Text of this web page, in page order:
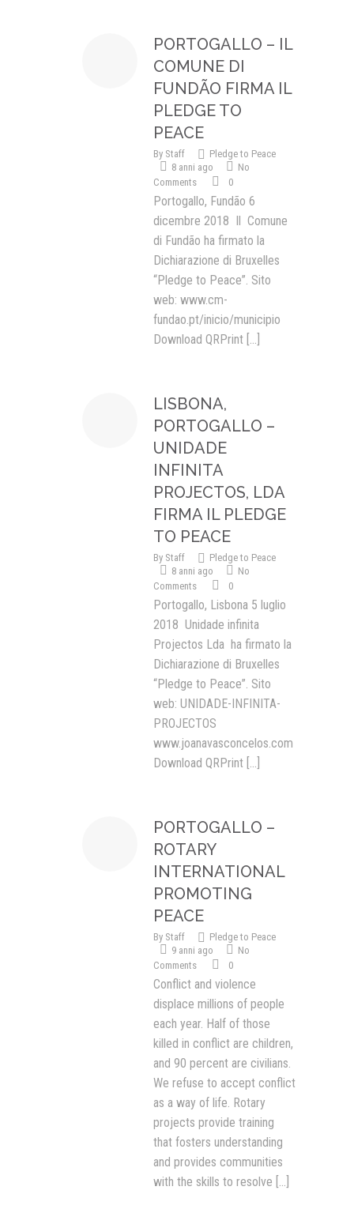
Giornata Internazionale ONU
IN CLASSE PER LA PACE
MEDICINA PER LA PACE
MEDIA FOR PEACE
ATTIVITÀ IN CANTIERE
PORTOGALLO – IL
COMUNE DI
FUNDÃO FIRMA IL
PLEDGE TO
PEACE
By Staff
Pledge to Peace
8 anni ago
No
Comments
0
Portogallo, Fundão 6
dicembre 2018 Il Comune
di Fundão ha firmato la
Dichiarazione di Bruxelles
“Pledge to Peace”. Sito
web: www.cm-
fundao.pt/inicio/municipio
Download QRPrint [...]
LISBONA,
PORTOGALLO –
UNIDADE
INFINITA
PROJECTOS, LDA
FIRMA IL PLEDGE
TO PEACE
By Staff
Pledge to Peace
8 anni ago
No
Comments
0
Portogallo, Lisbona 5 luglio
2018 Unidade infinita
Projectos Lda ha firmato la
Dichiarazione di Bruxelles
“Pledge to Peace”. Sito
web: UNIDADE-INFINITA-
PROJECTOS
www.joanavasconcelos.com
Download QRPrint [...]
PORTOGALLO –
ROTARY
INTERNATIONAL
PROMOTING
PEACE
By Staff
Pledge to Peace
9 anni ago
No
Comments
0
Conflict and violence
displace millions of people
each year. Half of those
killed in conflict are children,
and 90 percent are civilians.
We refuse to accept conflict
as a way of life. Rotary
projects provide training
that fosters understanding
and provides communities
with the skills to resolve [...]